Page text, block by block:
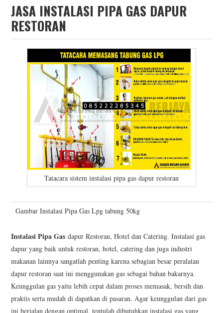
JASA INSTALASI PIPA GAS DAPUR
RESTORAN
Tatacara sistem instalasi pipa gas dapur restoran
Gambar Instalasi Pipa Gas Lpg tabung 50kg
Instalasi Pipa Gas dapur Restoran, Hotel dan Catering. Instalasi gas
dapur yang baik untuk restoran, hotel, catering dan juga industri
makanan lainnya sangatlah penting karena sebagian besar peralatan
dapur restoran saat ini menggunakan gas sebagai bahan bakarnya.
Keunggulan gas yaitu lebih cepat dalam proses memasak, bersih dan
praktis serta mudah di dapatkan di pasaran. Agar keunggulan dari gas
ini berjalan dengan optimal, tentulah dibutuhkan instalasi gas yang